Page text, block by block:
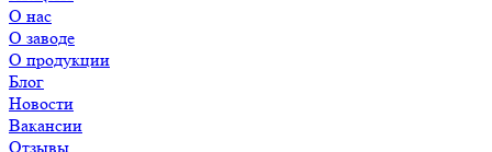
О нас
О заводе
О продукции
Блог
Новости
Вакансии
Отзывы